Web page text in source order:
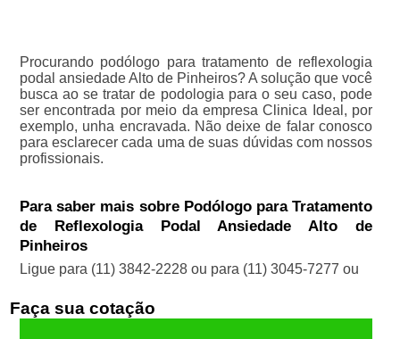
Procurando podólogo para tratamento de reflexologia
podal ansiedade Alto de Pinheiros? A solução que você
busca ao se tratar de podologia para o seu caso, pode
ser encontrada por meio da empresa Clinica Ideal, por
exemplo, unha encravada. Não deixe de falar conosco
para esclarecer cada uma de suas dúvidas com nossos
profissionais.
Para saber mais sobre Podólogo para Tratamento
de Reflexologia Podal Ansiedade Alto de
Pinheiros
Ligue para (11) 3842-2228ou para (11) 3045-7277 ou
Faça sua cotação